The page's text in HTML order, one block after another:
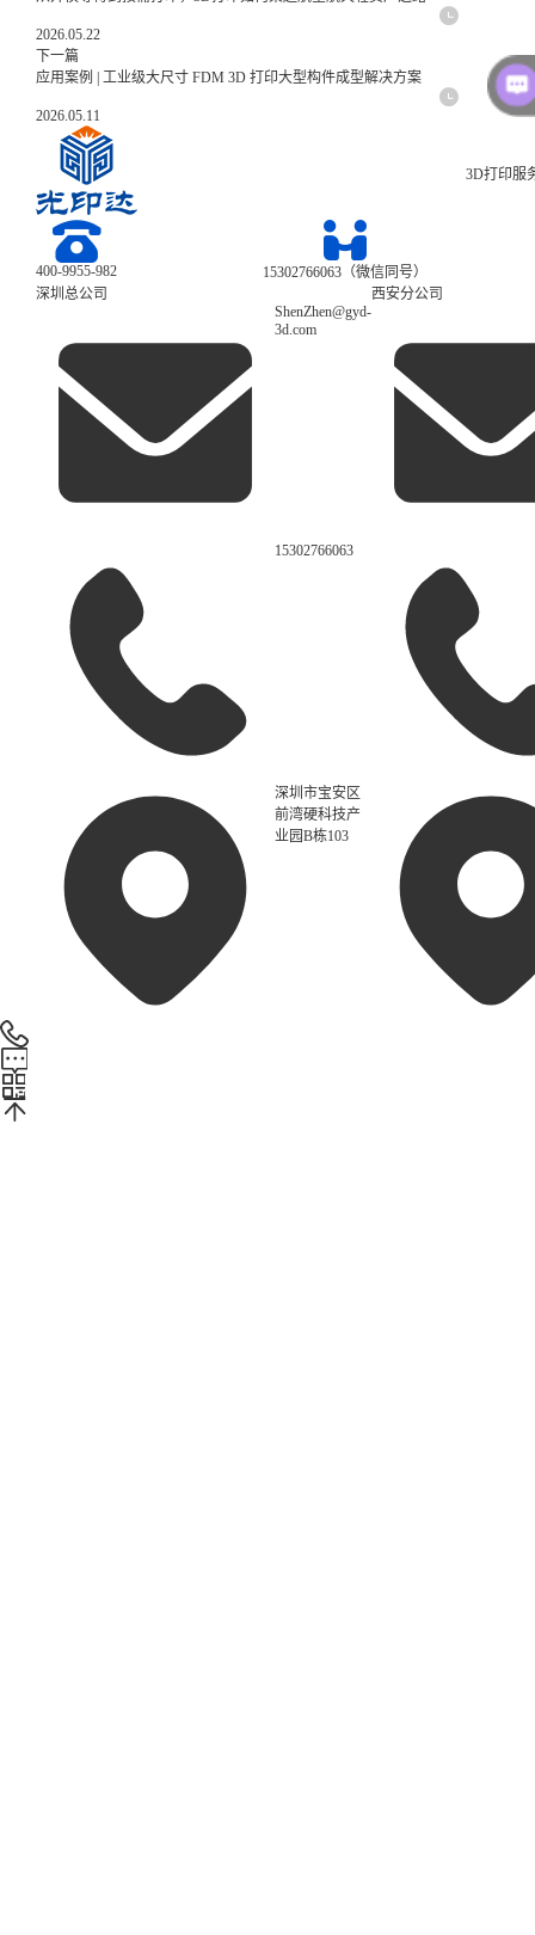
2026.05.22
下一篇
应用案例 | 工业级大尺寸 FDM 3D 打印大型构件成型解决方案
2026.05.11
3D打印服
400-9955-982
15302766063（微信同号）
深圳总公司
ShenZhen@gyd-
3d.com
15302766063
深圳市宝安区
前湾硬科技产
业园B栋103
西安分公司